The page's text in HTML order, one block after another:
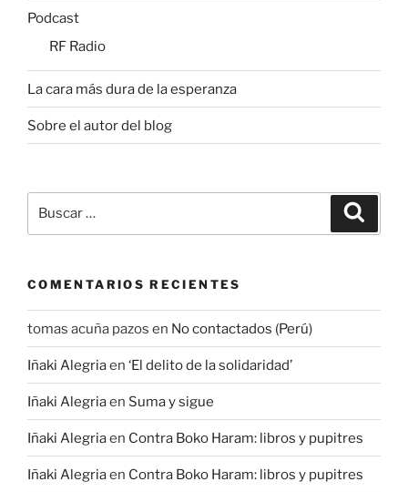
Podcast
RF Radio
La cara más dura de la esperanza
Sobre el autor del blog
por:
COMENTARIOS RECIENTES
tomas acuña pazos en No contactados (Perú)
Iñaki Alegriaen ‘El delito de la solidaridad’
Iñaki Alegriaen Suma y sigue
Iñaki Alegriaen Contra Boko Haram: libros y pupitres
Iñaki Alegriaen Contra Boko Haram: libros y pupitres